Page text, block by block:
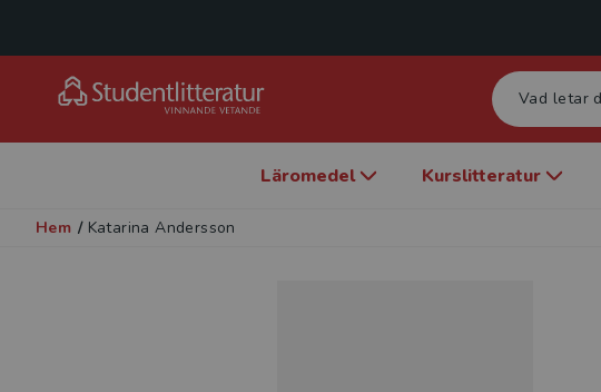
Läromedel Kurslitteratur
Hem / Katarina Andersson